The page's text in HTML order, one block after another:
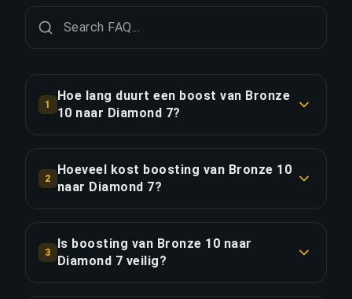
1
Hoe lang duurt een boost van Bronze
10 naar Diamond 7?
doorgaans 1-2 dagen. Met Priority Order is de
levering ongeveer 25% sneller.
2
Hoeveel kost boosting van Bronze 10
naar Diamond 7?
bij €39.01 voor de standaardoptie. Priority Order
kost €46.81, en het Full Package met streaming
3
Is boosting van Bronze 10 naar
Diamond 7 veilig?